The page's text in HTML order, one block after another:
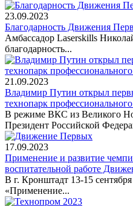
23.09.2023
Благодарность Движения
Амбассадор Laserskills
благодарность...
21.09.2023
Владимир Путин открыл
технопарк
В режиме ВКС из Великого
Президент Российской
17.09.2023
Применение и развитие
воспитательной работе
В г. Кронштадт 13-15
«Применение...